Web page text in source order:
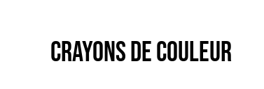
CRAYONS DE COULEUR